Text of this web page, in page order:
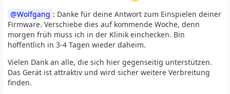
Wolfgang : Danke für deine Antwort zum Einspielen deiner
Firmware. Verschiebe dies auf kommende Woche, denn
morgen früh muss ich in der Klinik einchecken. Bin
hoffentlich in 3-4 Tagen wieder daheim.
Vielen Dank an alle, die sich hier gegenseitig unterstützen.
Das Gerät ist attraktiv und wird sicher weitere Verbreitung
finden.